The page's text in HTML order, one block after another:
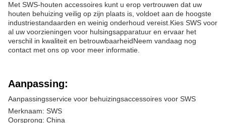
Met SWS-houten accessoires kunt u erop vertrouwen dat uw
houten behuizing veilig op zijn plaats is, voldoet aan de hoogste
industriestandaarden en weinig onderhoud vereist.Kies SWS voor
al uw voorzieningen voor hulsingsapparatuur en ervaar het
verschil in kwaliteit en betrouwbaarheidNeem vandaag nog
contact met ons op voor meer informatie.
Aanpassing:
Aanpassingsservice voor behuizingsaccessoires voor SWS
Merknaam: SWS
Oorsprong: China